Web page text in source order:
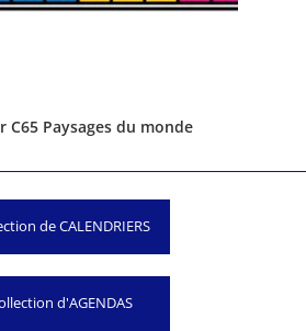
C65 Paysages du monde
de CALENDRIERS
d'AGENDAS